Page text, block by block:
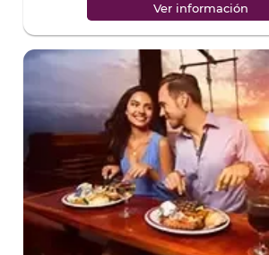
Ver información